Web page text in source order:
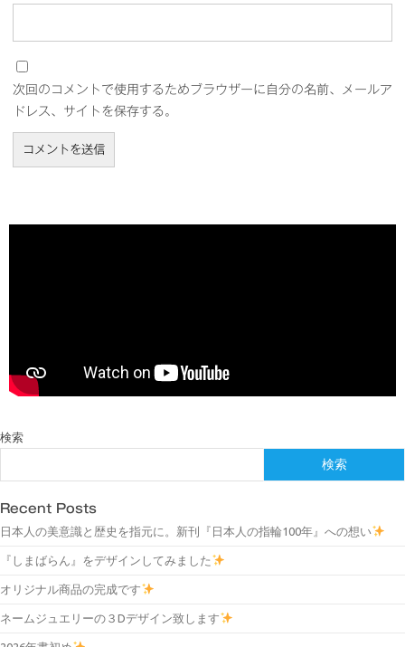
次回のコメントで使用するためブラウザーに自分の名前、メールア
ドレス、サイトを保存する。
検索
検索
Recent Posts
日本人の美意識と歴史を指元に。新刊『日本人の指輪100年』への想い
『しまばらん』をデザインしてみました
オリジナル商品の完成です
ネームジュエリーの３Dデザイン致します